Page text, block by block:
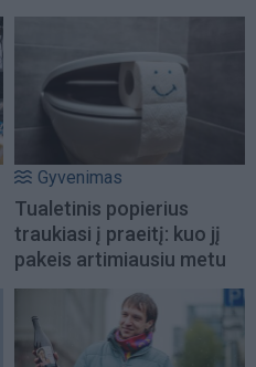
Gyvenimas
Tualetinis popierius
traukiasi į praeitį: kuo jį
pakeis artimiausiu metu